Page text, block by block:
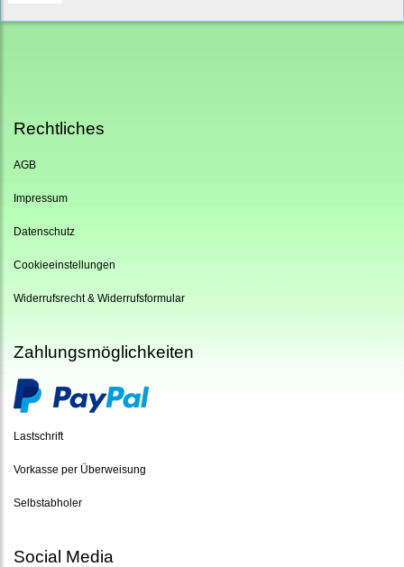
Rechtliches
AGB
Impressum
Datenschutz
Cookieeinstellungen
Widerrufsrecht & Widerrufsformular
Zahlungsmöglichkeiten
Lastschrift
Vorkasse per Überweisung
Selbstabholer
Social Media